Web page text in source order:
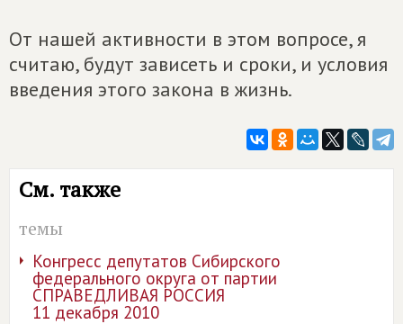
От нашей активности в этом вопросе, я
считаю, будут зависеть и сроки, и условия
введения этого закона в жизнь.
См. также
темы
Конгресс депутатов Сибирского
федерального округа от партии
СПРАВЕДЛИВАЯ РОССИЯ
11 декабря 2010